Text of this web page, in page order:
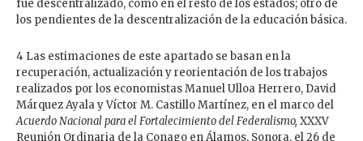
fue descentralizado, como en el resto de los estados; otro de
los pendientes de la descentralización de la educación básica.
4 Las estimaciones de este apartado se basan en la
recuperación, actualización y reorientación de los trabajos
realizados por los economistas Manuel Ulloa Herrero, David
Márquez Ayala y Víctor M. Castillo Martínez, en el marco del
Acuerdo Nacional para el Fortalecimiento del Federalismo, XXXV
Reunión Ordinaria de la Conago en Álamos, Sonora, el 26 de